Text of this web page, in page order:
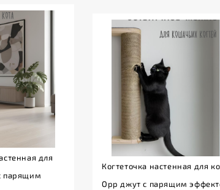
для
парящим
Когтеточка настенная для
Opp джут с парящим